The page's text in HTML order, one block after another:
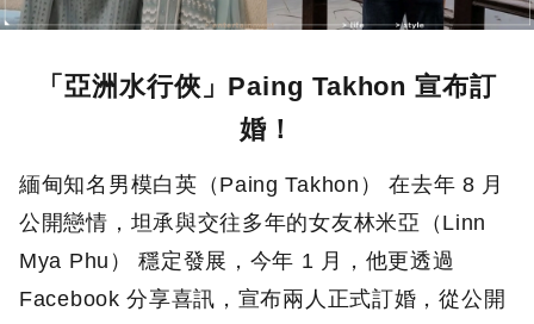
「亞洲水行俠」Paing Takhon 宣布訂
婚！
緬甸知名男模白英（Paing Takhon） 在去年 8 月
公開戀情，坦承與交往多年的女友林米亞（Linn
Mya Phu） 穩定發展，今年 1 月，他更透過
Facebook 分享喜訊，宣布兩人正式訂婚，從公開